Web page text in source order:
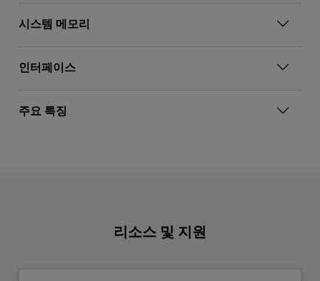
시스템 메모리
인터페이스
주요 특징
리소스 및 지원